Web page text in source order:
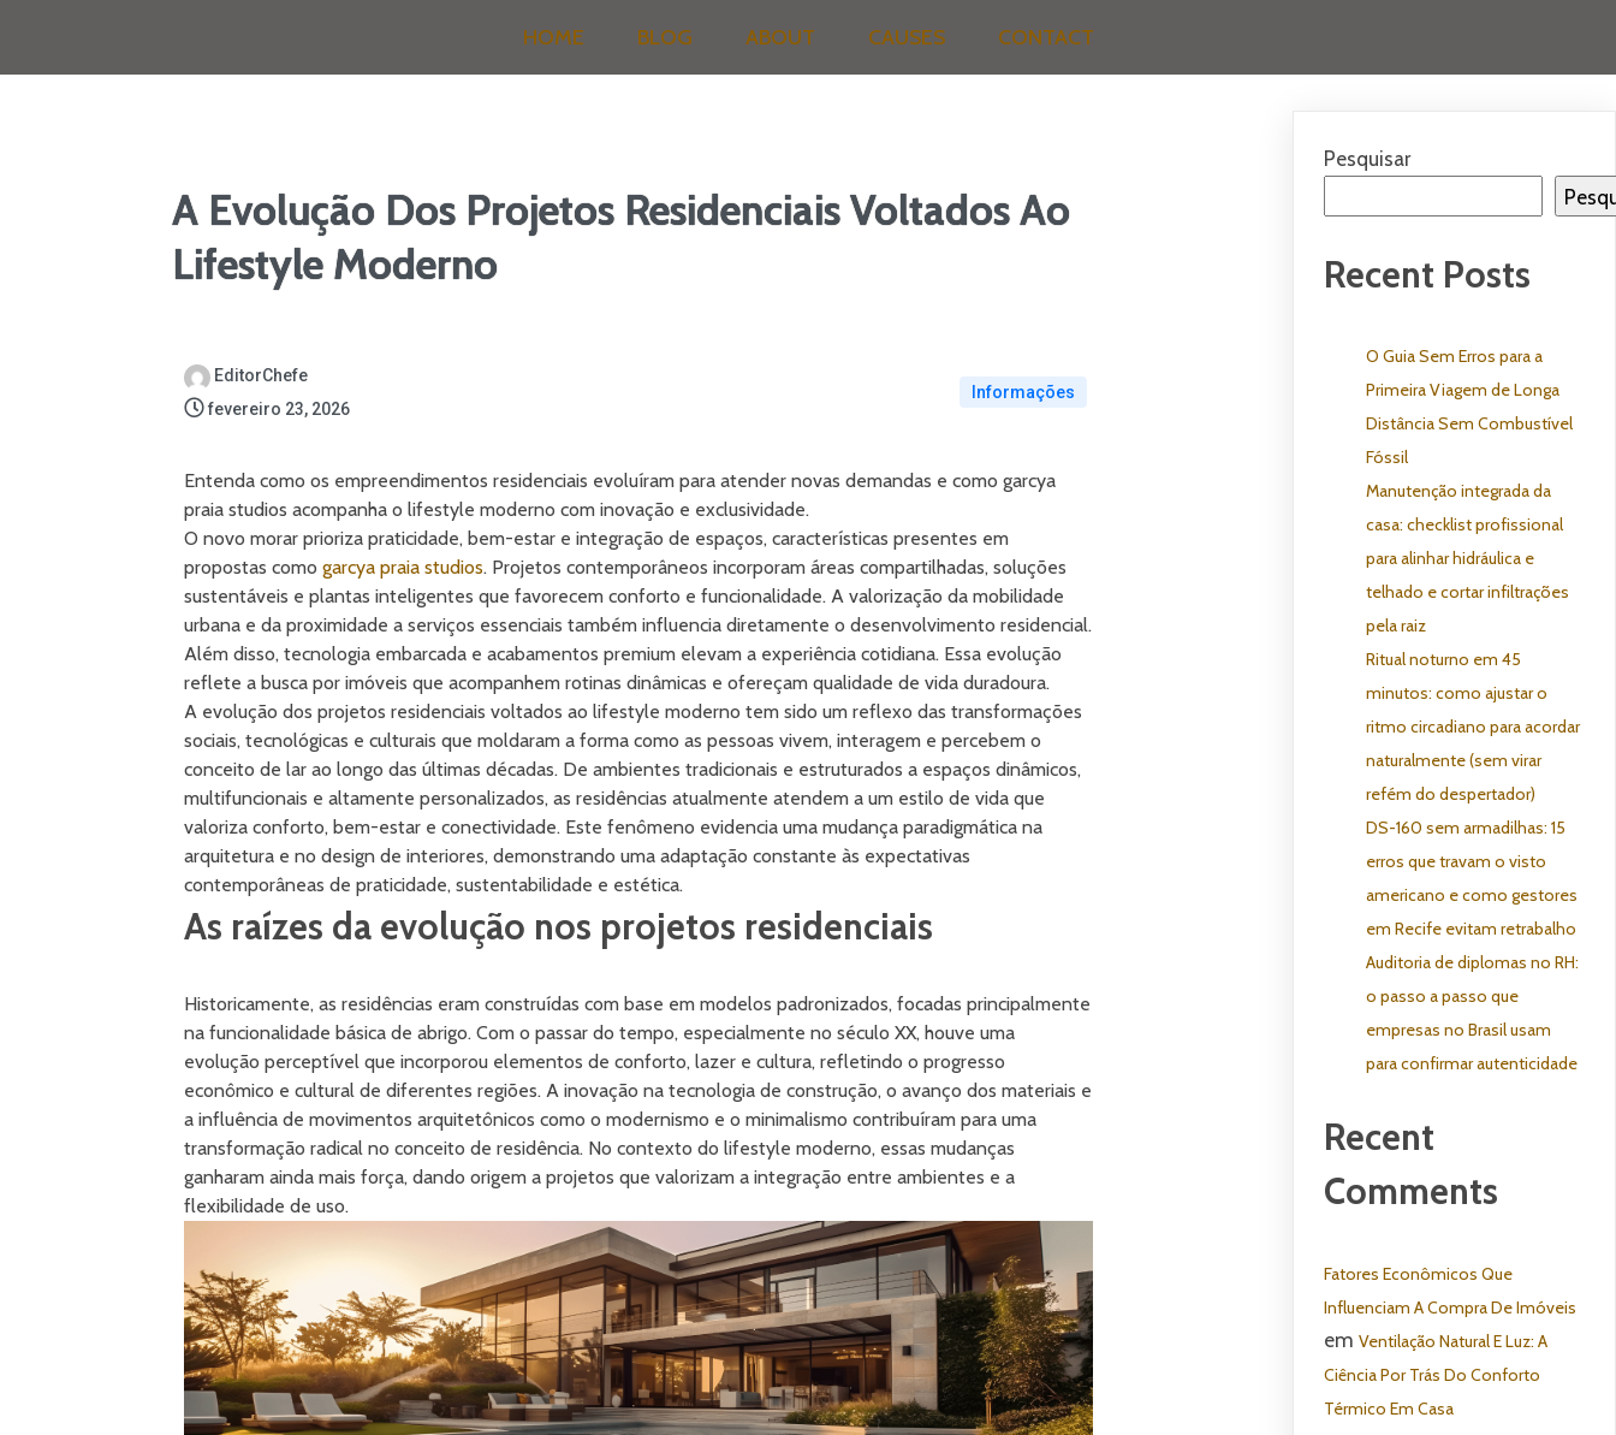
HOME BLOG ABOUT CAUSES CONTACT
A Evolução Dos Projetos Residenciais Voltados Ao
Lifestyle Moderno
EditorChefe
fevereiro 23, 2026
Informações
Entenda como os empreendimentos residenciais evoluíram para atender novas demandas e como garcya
praia studios acompanha o lifestyle moderno com inovação e exclusividade.
O novo morar prioriza praticidade, bem-estar e integração de espaços, características presentes em
propostas como garcya praia studios. Projetos contemporâneos incorporam áreas compartilhadas, soluções
sustentáveis e plantas inteligentes que favorecem conforto e funcionalidade. A valorização da mobilidade
urbana e da proximidade a serviços essenciais também influencia diretamente o desenvolvimento residencial.
Além disso, tecnologia embarcada e acabamentos premium elevam a experiência cotidiana. Essa evolução
reflete a busca por imóveis que acompanhem rotinas dinâmicas e ofereçam qualidade de vida duradoura.
A evolução dos projetos residenciais voltados ao lifestyle moderno tem sido um reflexo das transformações
sociais, tecnológicas e culturais que moldaram a forma como as pessoas vivem, interagem e percebem o
conceito de lar ao longo das últimas décadas. De ambientes tradicionais e estruturados a espaços dinâmicos,
multifuncionais e altamente personalizados, as residências atualmente atendem a um estilo de vida que
valoriza conforto, bem-estar e conectividade. Este fenômeno evidencia uma mudança paradigmática na
arquitetura e no design de interiores, demonstrando uma adaptação constante às expectativas
contemporâneas de praticidade, sustentabilidade e estética.
As raízes da evolução nos projetos residenciais
Historicamente, as residências eram construídas com base em modelos padronizados, focadas principalmente
na funcionalidade básica de abrigo. Com o passar do tempo, especialmente no século XX, houve uma
evolução perceptível que incorporou elementos de conforto, lazer e cultura, refletindo o progresso
econômico e cultural de diferentes regiões. A inovação na tecnologia de construção, o avanço dos materiais e
a influência de movimentos arquitetônicos como o modernismo e o minimalismo contribuíram para uma
transformação radical no conceito de residência. No contexto do lifestyle moderno, essas mudanças
ganharam ainda mais força, dando origem a projetos que valorizam a integração entre ambientes e a
flexibilidade de uso.
Pesquisar
Recent Posts
O Guia Sem Erros para a
Primeira Viagem de Longa
Distância Sem Combustível
Fóssil
Manutenção integrada da
casa: checklist profissional
para alinhar hidráulica e
telhado e cortar infiltrações
pela raiz
Ritual noturno em 45
minutos: como ajustar o
ritmo circadiano para acordar
naturalmente (sem virar
refém do despertador)
DS-160 sem armadilhas: 15
erros que travam o visto
americano e como gestores
em Recife evitam retrabalho
Auditoria de diplomas no RH:
o passo a passo que
empresas no Brasil usam
para confirmar autenticidade
Recent
Comments
Fatores Econômicos Que
Influenciam A Compra De Imóveis
emVentilação Natural E Luz: A
Ciência Por Trás Do Conforto
Térmico Em Casa